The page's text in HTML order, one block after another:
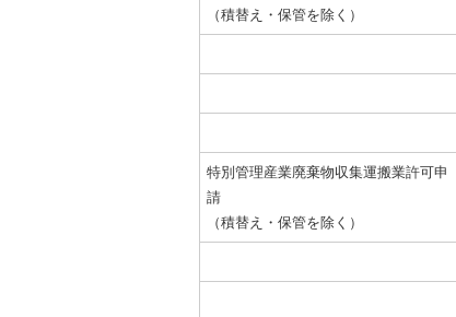
（積替え・保管を除く）
特別管理産業廃棄物収集運搬業許可申
請
（積替え・保管を除く）